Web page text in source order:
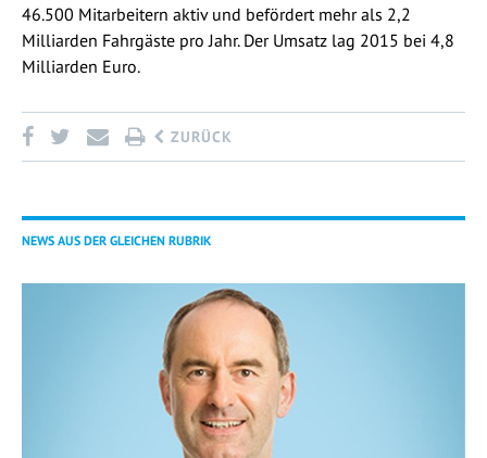
46.500 Mitarbeitern aktiv und befördert mehr als 2,2
Milliarden Fahrgäste pro Jahr. Der Umsatz lag 2015 bei 4,8
Milliarden Euro.
ZURÜCK
NEWS AUS DER GLEICHEN RUBRIK